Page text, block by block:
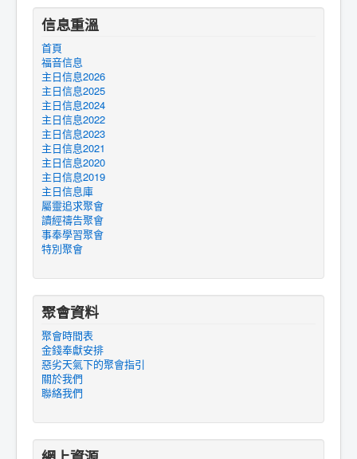
信息重溫
首頁
福音信息
主日信息2026
主日信息2025
主日信息2024
主日信息2022
主日信息2023
主日信息2021
主日信息2020
主日信息2019
主日信息庫
屬靈追求聚會
讀經禱告聚會
事奉學習聚會
特別聚會
聚會資料
聚會時間表
金錢奉獻安排
惡劣天氣下的聚會指引
關於我們
聯絡我們